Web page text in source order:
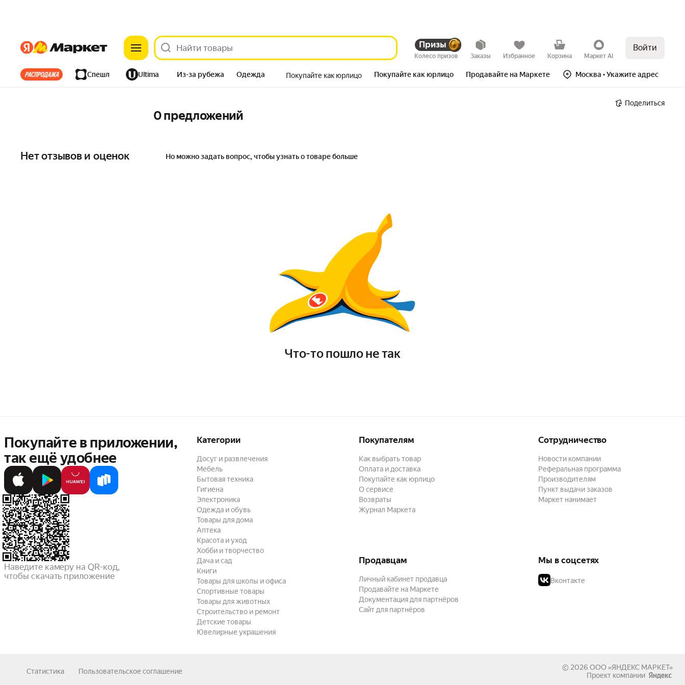
ЯндексЯндекс Призы
Колесо призов Заказы Избранное Корзина Маркет AI
Войти
Все хиты Спешл Ultima Из-за рубежа Одежда Покупайте как юрлицо Покупайте как юрлицо Продавайте на Маркете Москва • Укажите адрес
Поделиться
0 предложений
Нет отзывов и оценок Но можно задать вопрос, чтобы узнать о товаре больше
Что-то пошло не так
Покупайте в приложении,
так ещё удобнее
Наведите камеру на QR-код,
чтобы скачать приложение
Категории
Досуг и развлечения
Мебель
Бытовая техника
Гигиена
Электроника
Одежда и обувь
Товары для дома
Аптека
Красота и уход
Хобби и творчество
Дача и сад
Книги
Товары для школы и офиса
Спортивные товары
Товары для животных
Строительство и ремонт
Детские товары
Ювелирные украшения
Покупателям
Как выбрать товар
Оплата и доставка
Покупайте как юрлицо
О сервисе
Возвраты
Журнал Маркета
Сотрудничество
Новости компании
Реферальная программа
Производителям
Пункт выдачи заказов
Маркет нанимает
Продавцам
Личный кабинет продавца
Продавайте на Маркете
Документация для партнёров
Сайт для партнёров
Мы в соцсетях
Вконтакте
Статистика Пользовательское соглашение © 2026 ООО «ЯНДЕКС МАРКЕТ»
Проект компании